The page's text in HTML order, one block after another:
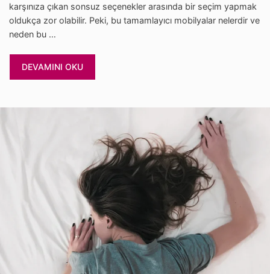
karşınıza çıkan sonsuz seçenekler arasında bir seçim yapmak
oldukça zor olabilir. Peki, bu tamamlayıcı mobilyalar nelerdir ve
neden bu …
DEVAMINI OKU